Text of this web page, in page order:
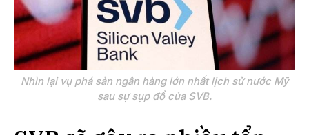
Nhìn lại vụ phá sản ngân hàng lớn nhất lịch sử nước Mỹ
sau sự sụp đổ của SVB.